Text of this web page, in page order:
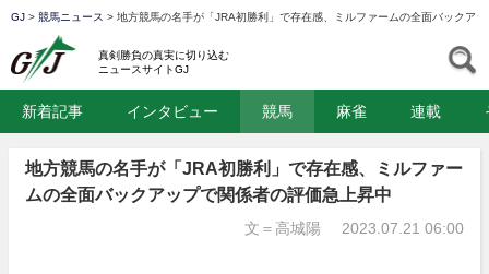
GJ > 競馬ニュース > 地方競馬の名手が「JRA初勝利」で存在感、ミルファームの全面バックア
真剣勝負の真実に切り込む
ニュースサイトGJ
新着記事 インタビュー 競馬 麻雀 連載
地方競馬の名手が「JRA初勝利」で存在感、ミルファー
ムの全面バックアップで関係者の評価急上昇中
文＝高城陽 2023.07.21 06:00